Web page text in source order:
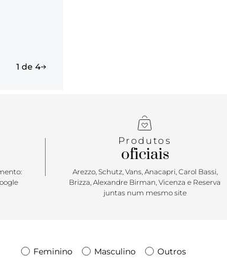
1 de 4
Produtos
oficiais
Arezzo, Schutz, Vans, Anacapri, Carol Bassi,
Brizza, Alexandre Birman, Vicenza e Reserva
juntas num mesmo site
Feminino Masculino Outros